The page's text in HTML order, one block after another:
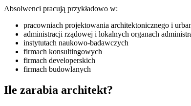
Absolwenci pracują przykładowo w:
pracowniach projektowania architektonicznego i
administracji rządowej i lokalnych organach
instytutach naukowo-badawczych
firmach konsultingowych
firmach developerskich
firmach budowlanych
Ile zarabia architekt?